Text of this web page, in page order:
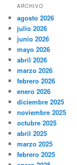
ARCHIVO
agosto 2026
julio 2026
junio 2026
mayo 2026
abril 2026
marzo 2026
febrero 2026
enero 2026
diciembre 2025
noviembre 2025
octubre 2025
abril 2025
marzo 2025
febrero 2025